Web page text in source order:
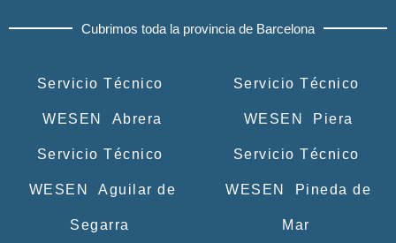
Cubrimos toda la provincia de Barcelona
Servicio Técnico
WESEN Abrera
Servicio Técnico
WESEN Aguilar de
Segarra
Servicio Técnico
WESEN Piera
Servicio Técnico
WESEN Pineda de
Mar